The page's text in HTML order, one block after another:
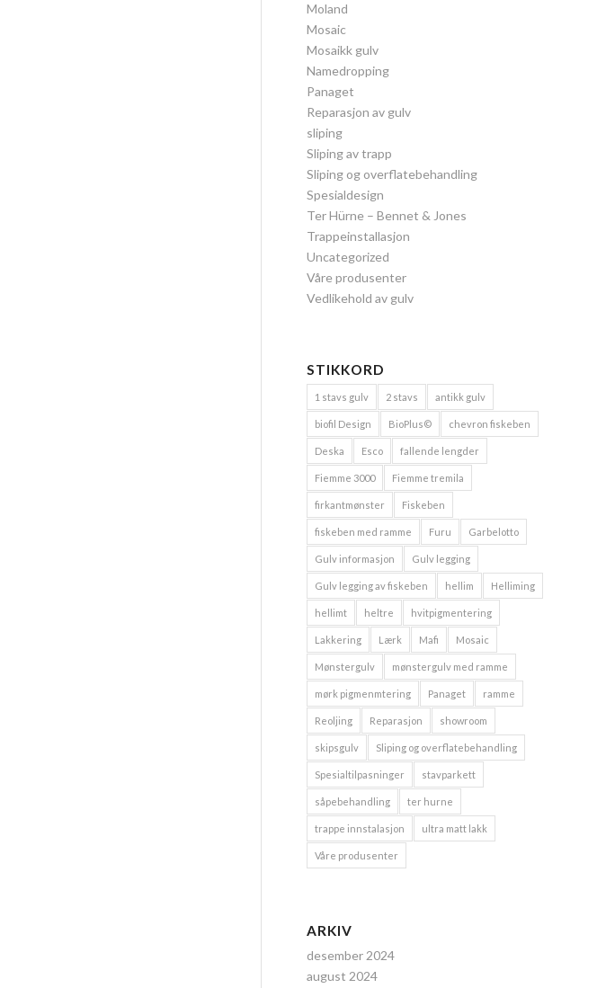
Moland
Mosaic
Mosaikk gulv
Namedropping
Panaget
Reparasjon av gulv
sliping
Sliping av trapp
Sliping og overflatebehandling
Spesialdesign
Ter Hürne – Bennet & Jones
Trappeinstallasjon
Uncategorized
Våre produsenter
Vedlikehold av gulv
STIKKORD
1 stavs gulv 2 stavs antikk gulv
biofil Design BioPlus© chevron fiskeben
Deska Esco fallende lengder
Fiemme 3000 Fiemme tremila
firkantmønster Fiskeben
fiskeben med ramme Furu Garbelotto
Gulv informasjon Gulv legging
Gulv legging av fiskeben hellim Helliming
hellimt heltre hvitpigmentering
Lakkering Lærk Mafi Mosaic
Mønstergulv mønstergulv med ramme
mørk pigmenmtering Panaget ramme
Reoljing Reparasjon showroom
skipsgulv Sliping og overflatebehandling
Spesialtilpasninger stavparkett
såpebehandling ter hurne
trappe innstalasjon ultra matt lakk
Våre produsenter
ARKIV
desember 2024
august 2024